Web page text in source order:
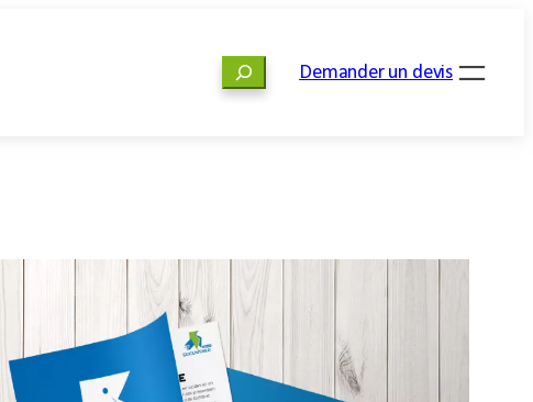
RechercherDemander un devis